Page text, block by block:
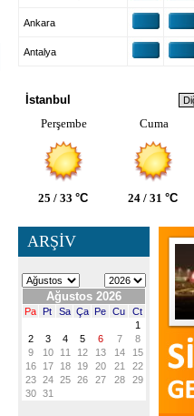
Ankara
Antalya
İstanbul
Perşembe
Cuma
25 / 33 °C 24 / 31 °C
ARŞİV